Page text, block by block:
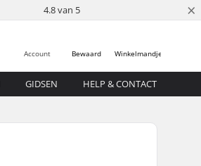
4.8 van 5 ×
Winkelmandje
Bewaard
Account
GIDSEN HELP & CONTACT